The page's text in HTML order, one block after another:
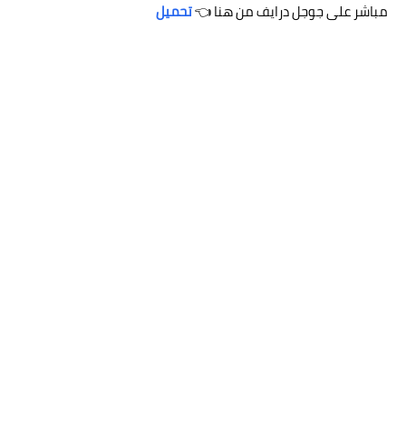
مباشر على جوجل درايف من هنا 👈تحميل